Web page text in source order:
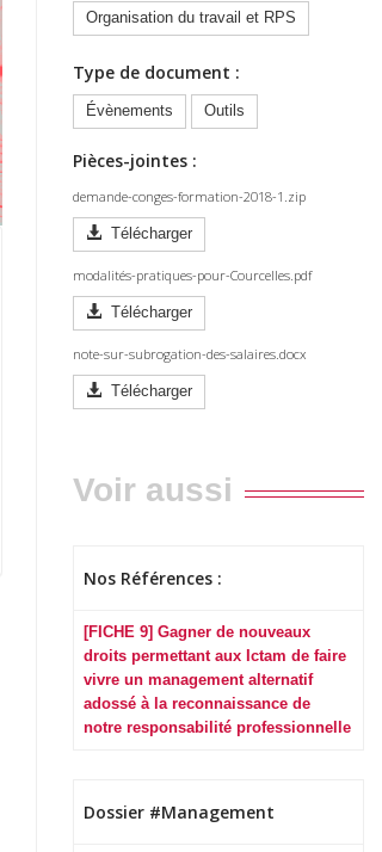
Organisation du travail et RPS
Type de document :
Évènements Outils
Pièces-jointes :
demande-conges-formation-2018-1.zip
Télécharger
modalités-pratiques-pour-Courcelles.pdf
Télécharger
note-sur-subrogation-des-salaires.docx
Télécharger
Voir aussi
Nos Références :
[FICHE 9] Gagner de nouveaux
droits permettant aux Ictam de faire
vivre un management alternatif
adossé à la reconnaissance de
notre responsabilité professionnelle
Dossier #Management